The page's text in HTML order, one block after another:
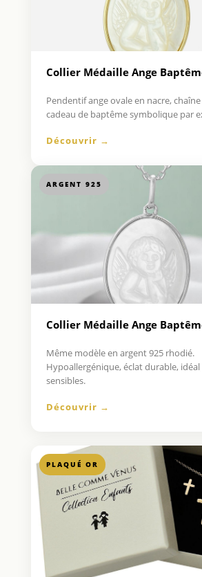
Collier Médaille Ange
Pendentif ange ovale en nacre,
cadeau de baptême symbolique par
Découvrir →
ARGENT 925
Collier Médaille Ange
Même modèle en argent 925 rhodié.
Hypoallergénique, éclat durable,
sensibles.
Découvrir →
PLAQUÉ OR